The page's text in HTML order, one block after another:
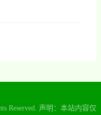
Reserved. 声明：本站内容仅